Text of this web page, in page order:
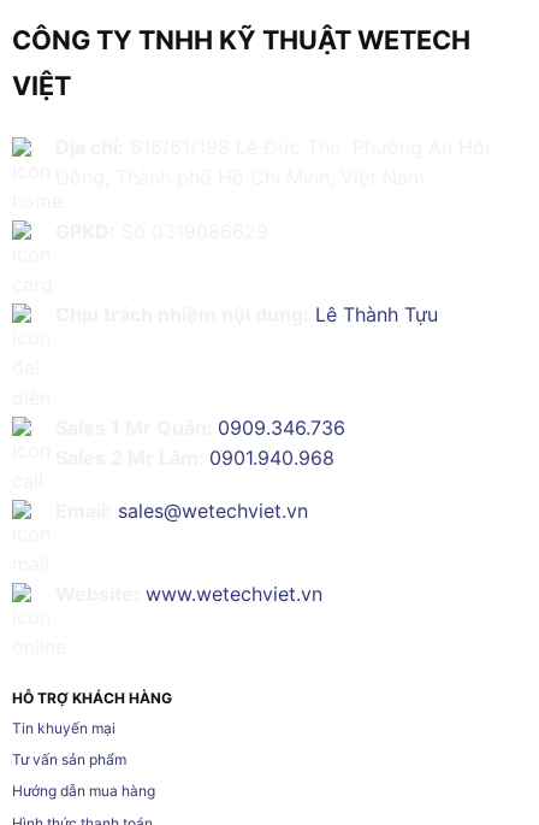
CÔNG TY TNHH KỸ THUẬT WETECH
VIỆT
Lê Thành Tựu
0909.346.736
0901.940.968
sales@wetechviet.vn
www.wetechviet.vn
HỖ TRỢ KHÁCH HÀNG
Tin khuyến mại
Tư vấn sản phẩm
Hướng dẫn mua hàng